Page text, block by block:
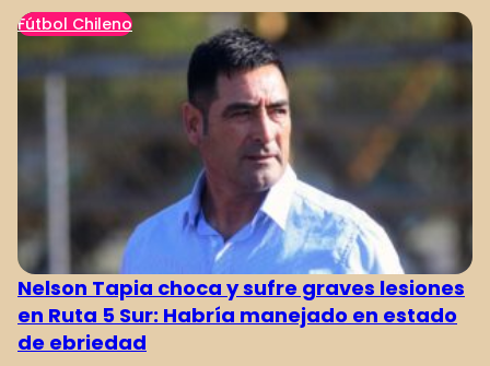
Fútbol Chileno
Nelson Tapia choca y sufre graves lesiones
en Ruta 5 Sur: Habría manejado en estado
de ebriedad